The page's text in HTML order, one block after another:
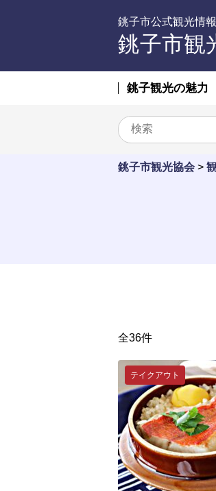
銚子市公式観光情
銚子市観
銚子観光の魅力
銚子市観光協会 >
全36件
テイクアウト